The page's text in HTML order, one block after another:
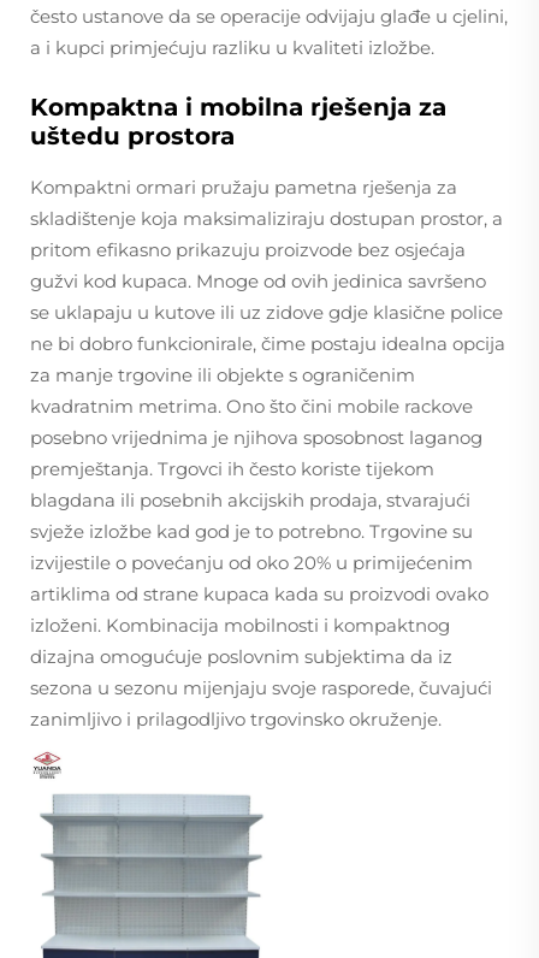
često ustanove da se operacije odvijaju glađe u cjelini,
a i kupci primjećuju razliku u kvaliteti izložbe.
Kompaktna i mobilna rješenja za
uštedu prostora
Kompaktni ormari pružaju pametna rješenja za
skladištenje koja maksimaliziraju dostupan prostor, a
pritom efikasno prikazuju proizvode bez osjećaja
gužvi kod kupaca. Mnoge od ovih jedinica savršeno
se uklapaju u kutove ili uz zidove gdje klasične police
ne bi dobro funkcionirale, čime postaju idealna opcija
za manje trgovine ili objekte s ograničenim
kvadratnim metrima. Ono što čini mobile rackove
posebno vrijednima je njihova sposobnost laganog
premještanja. Trgovci ih često koriste tijekom
blagdana ili posebnih akcijskih prodaja, stvarajući
svježe izložbe kad god je to potrebno. Trgovine su
izvijestile o povećanju od oko 20% u primijećenim
artiklima od strane kupaca kada su proizvodi ovako
izloženi. Kombinacija mobilnosti i kompaktnog
dizajna omogućuje poslovnim subjektima da iz
sezona u sezonu mijenjaju svoje rasporede, čuvajući
zanimljivo i prilagodljivo trgovinsko okruženje.